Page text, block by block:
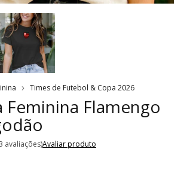
Times de Futebol & Copa 2026
Feminina Flamengo
avaliações)Avaliar produto